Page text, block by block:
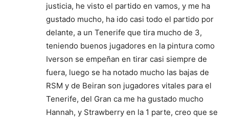
justicia, he visto el partido en vamos, y me ha
gustado mucho, ha ido casi todo el partido por
delante, a un Tenerife que tira mucho de 3,
teniendo buenos jugadores en la pintura como
Iverson se empeñan en tirar casi siempre de
fuera, luego se ha notado mucho las bajas de
RSM y de Beiran son jugadores vitales para el
Tenerife, del Gran ca me ha gustado mucho
Hannah, y Strawberry en la 1 parte, creo que se